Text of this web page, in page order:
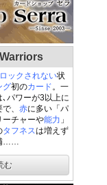
ックされない状
グ初のカード。一
､パワーが3以上に
、 赤に多い「パ
ーチャーや能力 」
タフネスは増えず
……
む